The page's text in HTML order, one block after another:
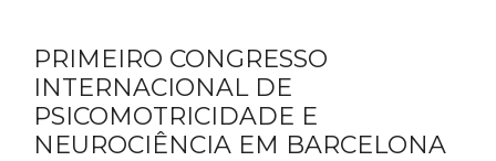
PRIMEIRO CONGRESSO
INTERNACIONAL DE
PSICOMOTRICIDADE E
NEUROCIÊNCIA EM BARCELONA